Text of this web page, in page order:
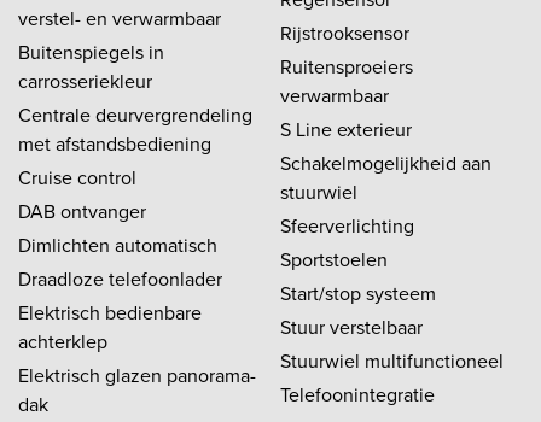
verstel- en verwarmbaar
Buitenspiegels in
carrosseriekleur
Centrale deurvergrendeling
met afstandsbediening
Cruise control
DAB ontvanger
Dimlichten automatisch
Draadloze telefoonlader
Elektrisch bedienbare
achterklep
Elektrisch glazen panorama-
dak
Rijstrooksensor
Ruitensproeiers
verwarmbaar
S Line exterieur
Schakelmogelijkheid aan
stuurwiel
Sfeerverlichting
Sportstoelen
Start/stop systeem
Stuur verstelbaar
Stuurwiel multifunctioneel
Telefoonintegratie